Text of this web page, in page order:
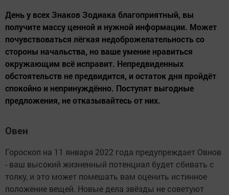
День у всех Знаков Зодиака благоприятный, вы
получите массу ценной и нужной информации. Может
почувствоваться лёгкая недоброжелательность со
стороны начальства, но ваше умение нравиться
окружающим всё исправит. Непредвиденных
обстоятельств не предвидится, и остаток дня пройдёт
спокойно и непринуждённо. Поступят выгодные
предложения, не отказывайтесь от них.
Овен
Гороскоп на 11 января 2022 года предупреждает Овнов
- ваш высокий жизненный потенциал будет сбивать с
толку, и это может помешать вам оценить истинное
положение вещей. Новые дела звёзды не советуют